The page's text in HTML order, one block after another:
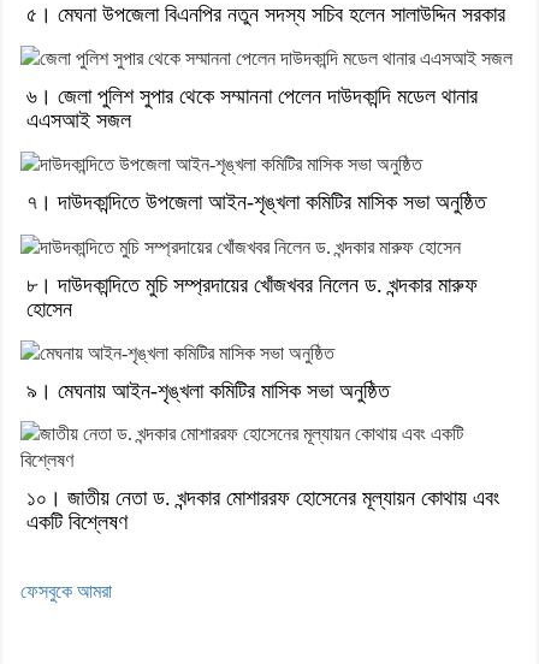
৫। মেঘনা উপজেলা বিএনপির নতুন সদস্য সচিব হলেন সালাউদ্দিন সরকার
৬। জেলা পুলিশ সুপার থেকে সম্মাননা পেলেন দাউদকান্দি মডেল থানার
এএসআই সজল
৭। দাউদকান্দিতে উপজেলা আইন-শৃঙ্খলা কমিটির মাসিক সভা অনুষ্ঠিত
৮। দাউদকান্দিতে মুচি সম্প্রদায়ের খোঁজখবর নিলেন ড. খন্দকার মারুফ
হোসেন
৯। মেঘনায় আইন-শৃঙ্খলা কমিটির মাসিক সভা অনুষ্ঠিত
১০। জাতীয় নেতা ড. খন্দকার মোশাররফ হোসেনের মূল্যায়ন কোথায় এবং
একটি বিশ্লেষণ
ফেসবুকে আমরা